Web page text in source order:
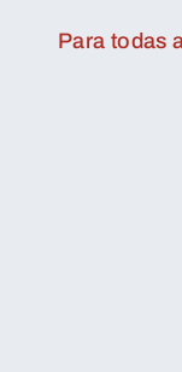
Para todas